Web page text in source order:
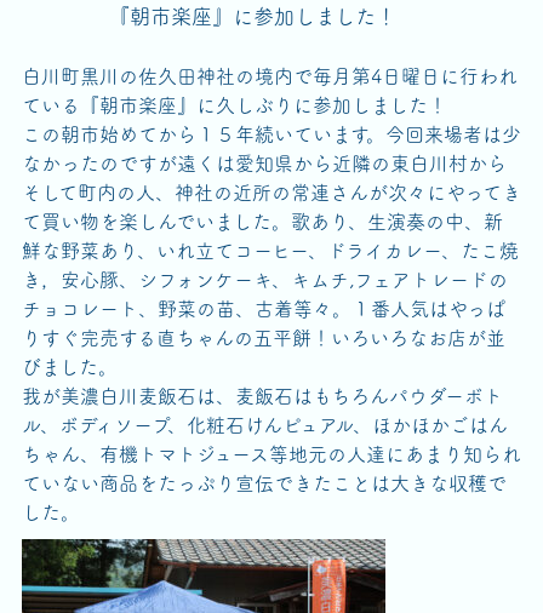
『朝市楽座』に参加しました！
白川町黒川の佐久田神社の境内で毎月第4日曜日に行われ
ている『朝市楽座』に久しぶりに参加しました！
この朝市始めてから１５年続いています。今回来場者は少
なかったのですが遠くは愛知県から近隣の東白川村から
そして町内の人、神社の近所の常連さんが次々にやってき
て買い物を楽しんでいました。歌あり、生演奏の中、新
鮮な野菜あり、いれ立てコーヒー、ドライカレー、たこ焼
き，安心豚、シフォンケーキ、キムチ,フェアトレードの
チョコレート、野菜の苗、古着等々。１番人気はやっぱ
りすぐ完売する直ちゃんの五平餅！いろいろなお店が並
びました。
我が美濃白川麦飯石は、麦飯石はもちろんパウダーボト
ル、ボディソープ、化粧石けんピュアル、ほかほかごはん
ちゃん、有機トマトジュース等地元の人達にあまり知られ
ていない商品をたっぷり宣伝できたことは大きな収穫で
した。